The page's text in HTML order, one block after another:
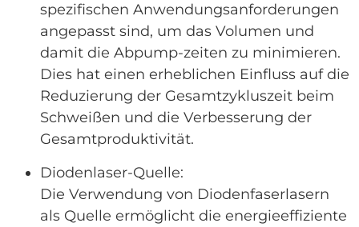
spezifischen Anwendungsanforderungen
angepasst sind, um das Volumen und
damit die Abpump-zeiten zu minimieren.
Dies hat einen erheblichen Einfluss auf die
Reduzierung der Gesamtzykluszeit beim
Schweißen und die Verbesserung der
Gesamtproduktivität.
Diodenlaser-Quelle:
Die Verwendung von Diodenfaserlasern
als Quelle ermöglicht die energieeffiziente